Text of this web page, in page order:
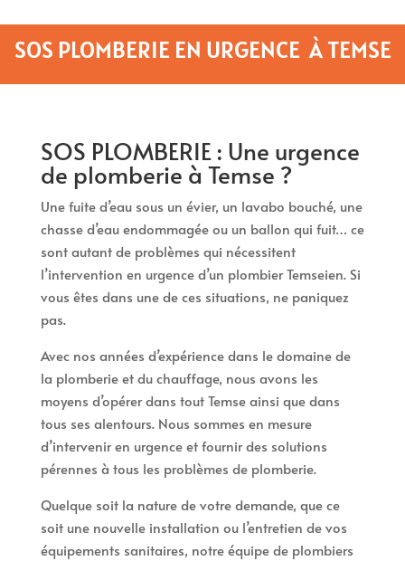
SOS PLOMBERIE EN URGENCE À TEMSE
SOS PLOMBERIE : Une urgence
de plomberie à Temse ?
Une fuite d’eau sous un évier, un lavabo bouché, une
chasse d’eau endommagée ou un ballon qui fuit… ce
sont autant de problèmes qui nécessitent
l’intervention en urgence d’un plombier Temseien. Si
vous êtes dans une de ces situations, ne paniquez
pas.
Avec nos années d’expérience dans le domaine de
la plomberie et du chauffage, nous avons les
moyens d’opérer dans tout Temse ainsi que dans
tous ses alentours. Nous sommes en mesure
d’intervenir en urgence et fournir des solutions
pérennes à tous les problèmes de plomberie.
Quelque soit la nature de votre demande, que ce
soit une nouvelle installation ou l’entretien de vos
équipements sanitaires, notre équipe de plombiers